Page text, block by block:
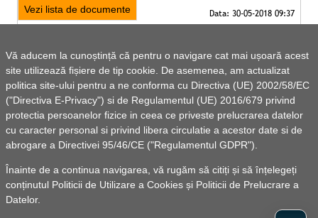
Vă aducem la cunoștință că pentru o navigare cat mai ușoară acest
site utilizează fișiere de tip cookie. De asemenea, am actualizat
politica site-ului pentru a ne conforma cu Directiva (UE) 2002/58/EC
("Directiva E-Privacy") si de Regulamentul (UE) 2016/679 privind
protectia persoanelor fizice in ceea ce priveste prelucrarea datelor
cu caracter personal si privind libera circulatie a acestor date si de
abrogare a Directivei 95/46/CE ("Regulamentul GDPR").
Înainte de a continua navigarea, vă rugăm să citiți și să înțelegeți
conținutul Politicii de Utilizare a Cookies și Politicii de Prelucrare a
Datelor.
Vezi lista de documente